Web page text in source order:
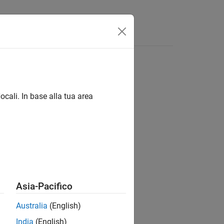
motore e motor carrier.
In base alla tua area
Asia-Pacifico
Australia (English)
India (English)